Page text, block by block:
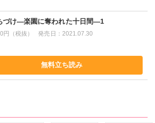
づけ―楽園に奪われた十日間―1
円（税抜） 発売日： 2021.07.30
無料立ち読み